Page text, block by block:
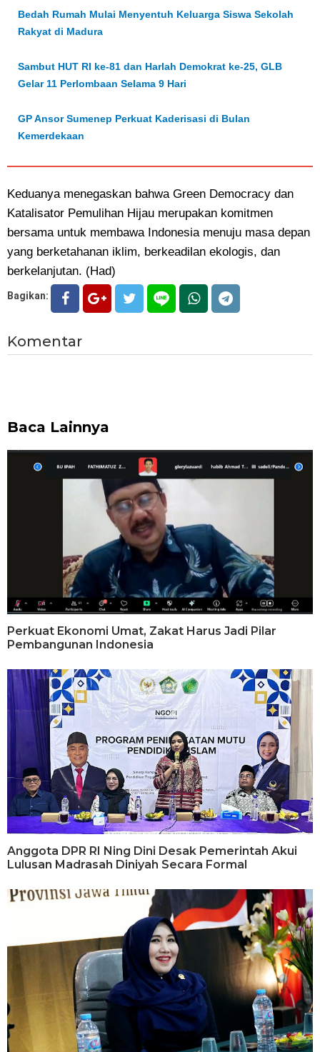
Bedah Rumah Mulai Menyentuh Keluarga Siswa Sekolah
Rakyat di Madura
Sambut HUT RI ke-81 dan Harlah Demokrat ke-25, GLB
Gelar 11 Perlombaan Selama 9 Hari
GP Ansor Sumenep Perkuat Kaderisasi di Bulan
Kemerdekaan
Keduanya menegaskan bahwa Green Democracy dan
Katalisator Pemulihan Hijau merupakan komitmen
bersama untuk membawa Indonesia menuju masa depan
yang berketahanan iklim, berkeadilan ekologis, dan
berkelanjutan. (Had)
Bagikan:
Komentar
Baca Lainnya
Perkuat Ekonomi Umat, Zakat Harus Jadi Pilar
Pembangunan Indonesia
Anggota DPR RI Ning Dini Desak Pemerintah Akui
Lulusan Madrasah Diniyah Secara Formal